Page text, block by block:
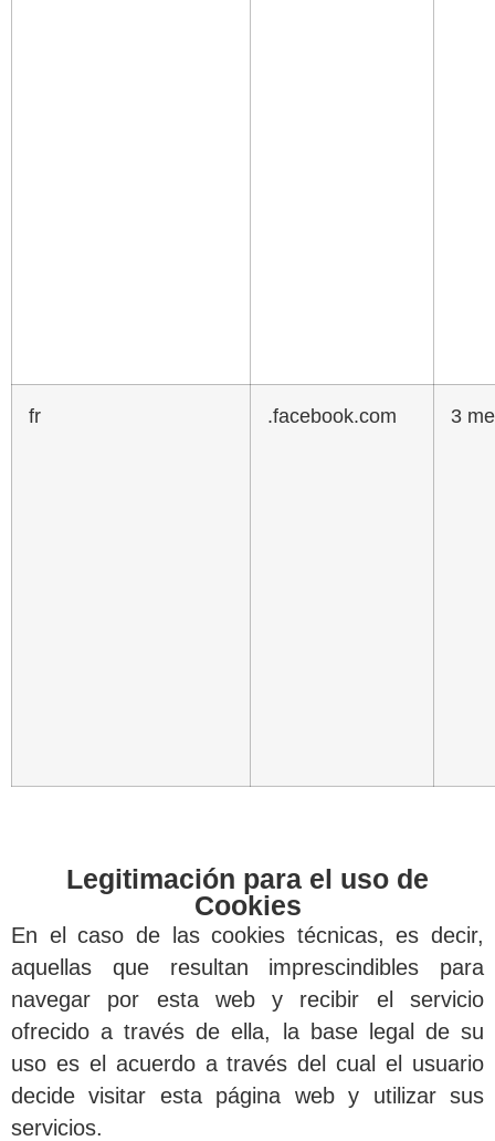
fr .facebook.com 3
Legitimación para el uso de
Cookies
En el caso de las cookies técnicas, es decir,
aquellas que resultan imprescindibles para
navegar por esta web y recibir el servicio
ofrecido a través de ella, la base legal de su
uso es el acuerdo a través del cual el usuario
decide visitar esta página web y utilizar sus
servicios.